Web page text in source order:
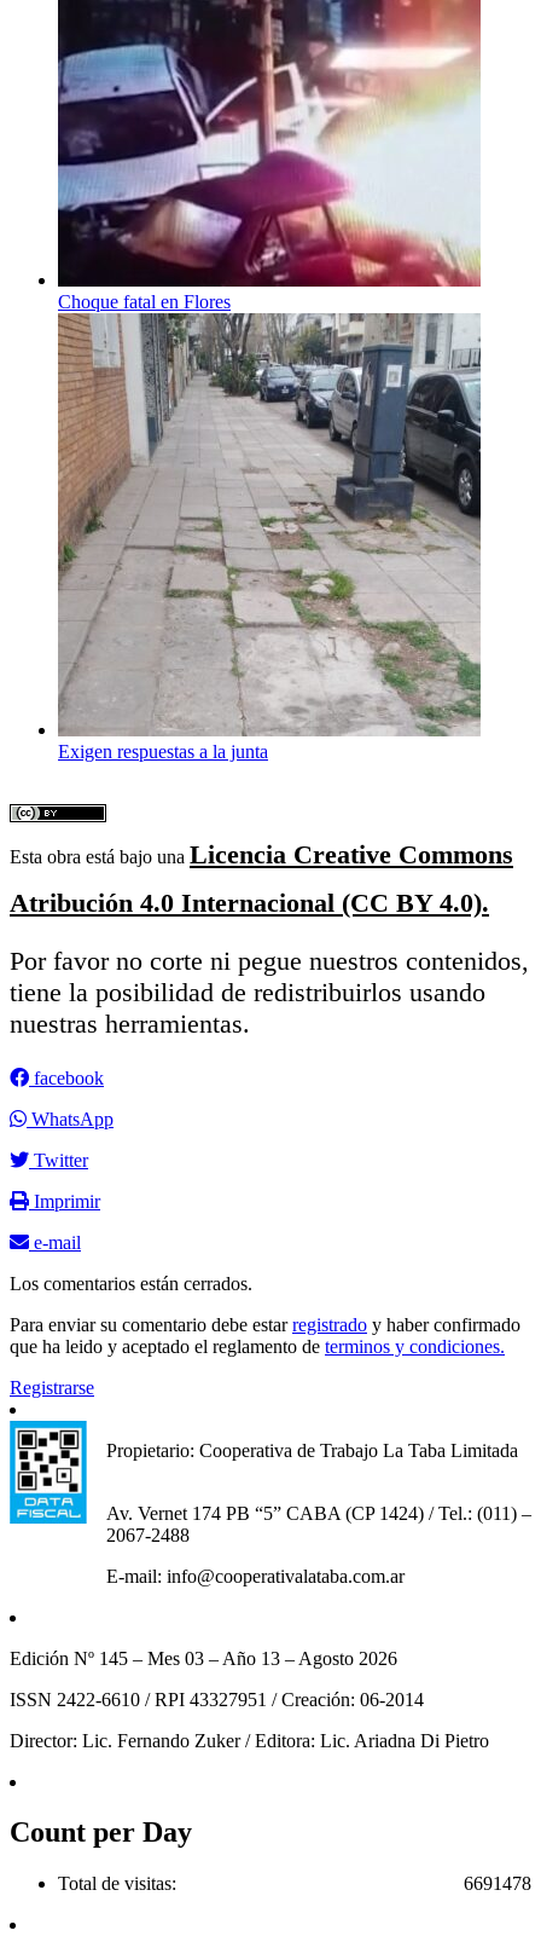
Choque fatal en Flores
Exigen respuestas a la junta
Esta obra está bajo una Licencia Creative Commons
Atribución 4.0 Internacional (CC BY 4.0).
Por favor no corte ni pegue nuestros contenidos,
tiene la posibilidad de redistribuirlos usando
nuestras herramientas.
facebook
WhatsApp
Twitter
Imprimir
e-mail
Los comentarios están cerrados.
Para enviar su comentario debe estarregistrado y haber confirmado
que ha leido y aceptado el reglamento de terminos y condiciones.
Registrarse
Propietario: Cooperativa de Trabajo La Taba Limitada
Av. Vernet 174 PB “5” CABA (CP 1424) / Tel.: (011) –
2067-2488
E-mail: info@cooperativalataba.com.ar
Edición Nº 145 – Mes 03 – Año 13 – Agosto 2026
ISSN 2422-6610 / RPI 43327951 / Creación: 06-2014
Director: Lic. Fernando Zuker / Editora: Lic. Ariadna Di Pietro
Count per Day
6691478
Total de visitas: